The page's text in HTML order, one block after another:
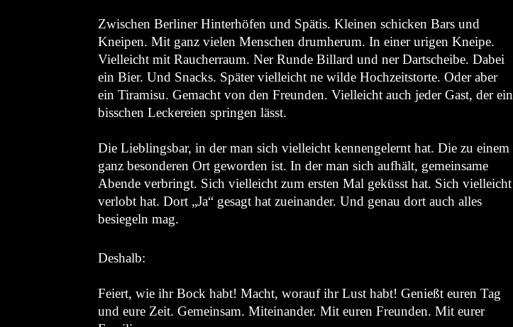
Zwischen Berliner Hinterhöfen und Spätis. Kleinen schicken Bars und
Kneipen. Mit ganz vielen Menschen drumherum. In einer urigen Kneipe.
Vielleicht mit Raucherraum. Ner Runde Billard und ner Dartscheibe. Dabei
ein Bier. Und Snacks. Später vielleicht ne wilde Hochzeitstorte. Oder aber
ein Tiramisu. Gemacht von den Freunden. Vielleicht auch jeder Gast, der ein
bisschen Leckereien springen lässt.
Die Lieblingsbar, in der man sich vielleicht kennengelernt hat. Die zu einem
ganz besonderen Ort geworden ist. In der man sich aufhält, gemeinsame
Abende verbringt. Sich vielleicht zum ersten Mal geküsst hat. Sich vielleicht
verlobt hat. Dort „Ja“ gesagt hat zueinander. Und genau dort auch alles
besiegeln mag.
Deshalb:
Feiert, wie ihr Bock habt! Macht, worauf ihr Lust habt! Genießt euren Tag
und eure Zeit. Gemeinsam. Miteinander. Mit euren Freunden. Mit eurer